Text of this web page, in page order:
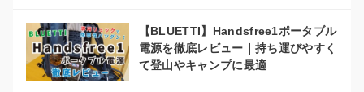
【BLUETTI】Handsfree1ポータブル
電源を徹底レビュー｜持ち運びやすく
て登山やキャンプに最適